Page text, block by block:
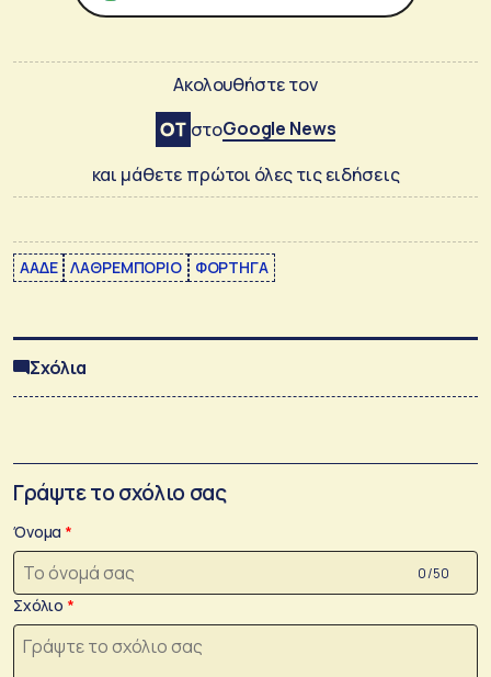
Ακολουθήστε τον
στοGoogle News
και μάθετε πρώτοι όλες τις ειδήσεις
ΑΑΔΕ ΛΑΘΡΕΜΠΟΡΙΟ ΦΟΡΤΗΓΑ
Σχόλια
Γράψτε το σχόλιο σας
Όνομα
0 /50
Σχόλιο